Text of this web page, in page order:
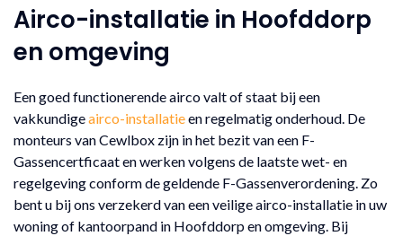
Airco-installatie in Hoofddorp
en omgeving
Een goed functionerende airco valt of staat bij een
vakkundigeairco-installatieen regelmatig onderhoud. De
monteurs van Cewlbox zijn in het bezit van een F-
Gassencertficaat en werken volgens de laatste wet- en
regelgeving conform de geldende F-Gassenverordening. Zo
bent u bij ons verzekerd van een veilige airco-installatie in uw
woning of kantoorpand in Hoofddorp en omgeving. Bij